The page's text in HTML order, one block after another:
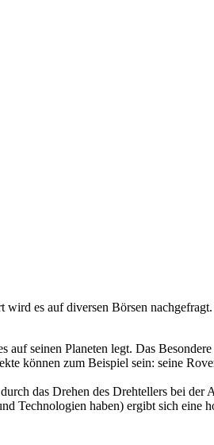
wird es auf diversen Börsen
seinen Planeten legt. Das
können zum Beispiel sein: seine
das Drehen des Drehtellers bei der
Technologien haben) ergibt sich eine